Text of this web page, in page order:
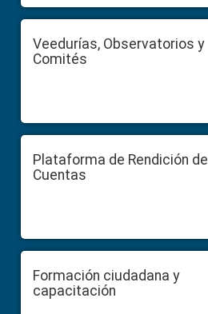
Veedurías, Observatorios y
Comités
Plataforma de Rendición de
Cuentas
Formación ciudadana y
capacitación